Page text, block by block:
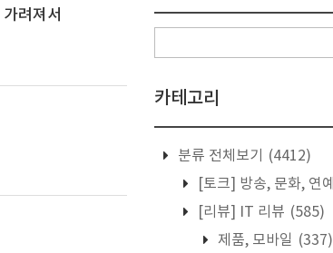
려져서
카테고리
분류 전체보기
(4412)
[토크] 방송, 문화, 연예
[리뷰] IT 리뷰 (585)
제품, 모바일 (337)